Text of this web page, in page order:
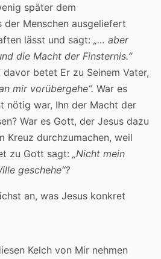
später dem
der Menschen ausgeliefert
lässt und sagt: „… aber
die Macht der Finsternis.“
betet Er zu Seinem Vater,
mir vorübergehe“. War es
nötig war, Ihn der Macht der
War es Gott, der Jesus dazu
Kreuz durchzumachen, weil
zu Gott sagt: „Nicht mein
geschehe“?
an, was Jesus konkret
Kelch von Mir nehmen